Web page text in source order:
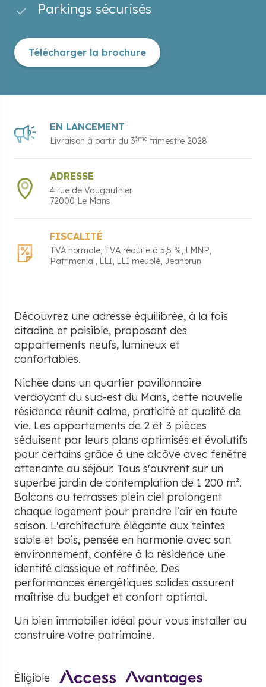
Parkings sécurisés
Télécharger la brochure
EN LANCEMENT
Livraison à partir du 3ème trimestre 2028
ADRESSE
4 rue de Vaugauthier
72000 Le Mans
FISCALITÉ
TVA normale TVA réduite à 5,5 % LMNP
Patrimonial LLI LLI meublé Jeanbrun
Découvrez une adresse équilibrée, à la fois
citadine et paisible, proposant des
appartements neufs, lumineux et
confortables.
Nichée dans un quartier pavillonnaire
verdoyant du sud-est du Mans, cette nouvelle
résidence réunit calme, praticité et qualité de
vie. Les appartements de 2 et 3 pièces
séduisent par leurs plans optimisés et évolutifs
pour certains grâce à une alcôve avec fenêtre
attenante au séjour. Tous s'ouvrent sur un
superbe jardin de contemplation de 1 200 m².
Balcons ou terrasses plein ciel prolongent
chaque logement pour prendre l'air en toute
saison. L'architecture élégante aux teintes
sable et bois, pensée en harmonie avec son
environnement, confère à la résidence une
identité classique et raffinée. Des
performances énergétiques solides assurent
maîtrise du budget et confort optimal.
Un bien immobilier idéal pour vous installer ou
construire votre patrimoine.
Éligible